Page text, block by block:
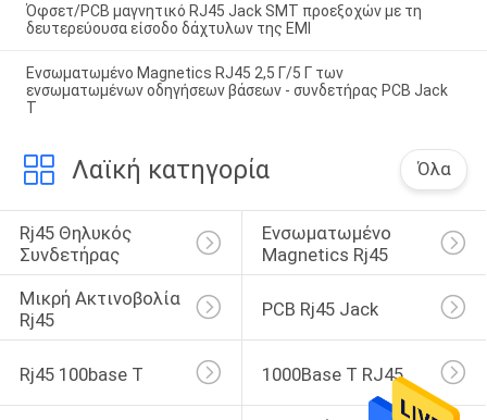
Όφσετ/PCB μαγνητικό RJ45 Jack SMT προεξοχών με τη
δευτερεύουσα είσοδο δάχτυλων της EMI
Ενσωματωμένο Magnetics RJ45 2,5 Γ/5 Γ των
ενσωματωμένων οδηγήσεων βάσεων - συνδετήρας PCB Jack
Τ
Λαϊκή κατηγορία Όλα
Rj45 Θηλυκός
Συνδετήρας
Ενσωματωμένο
Magnetics Rj45
Μικρή Ακτινοβολία
Rj45
PCB Rj45 Jack
Rj45 100base Τ 1000Base Τ RJ45